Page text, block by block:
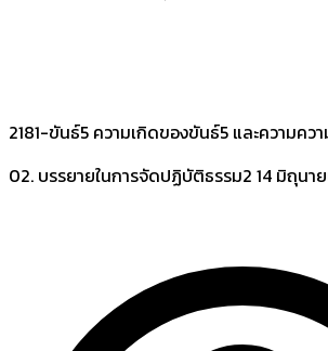
2181-ขันธ์5 ความเกิดของขันธ์5 และความค
02. บรรยายในการจัดปฏิบัติธรรม2 14 มิถุนา